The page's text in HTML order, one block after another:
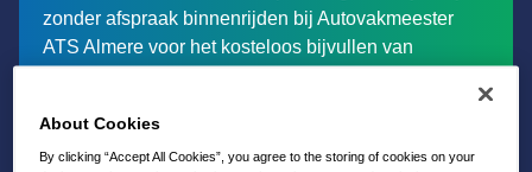
zonder afspraak binnenrijden bij Autovakmeester
ATS Almere voor het kosteloos bijvullen van
standaard inbegrepen, met de optie om dit voor een
klein bedrag uit te breiden met dekking voor een
About Cookies
By clicking “Accept All Cookies”, you agree to the storing of cookies on your